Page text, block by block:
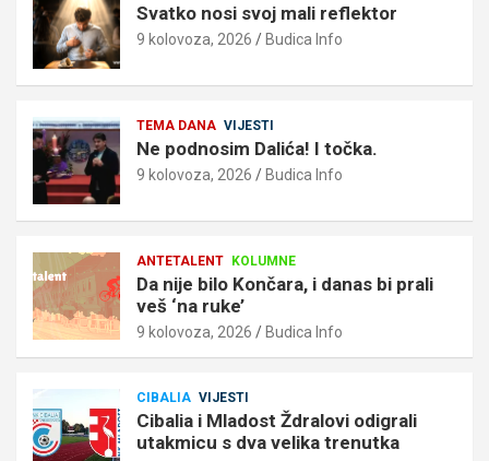
Svatko nosi svoj mali reflektor
9 kolovoza, 2026 Budica Info
TEMA DANA VIJESTI
Ne podnosim Dalića! I točka.
9 kolovoza, 2026 Budica Info
ANTETALENT KOLUMNE
Da nije bilo Končara, i danas bi prali
veš ‘na ruke’
9 kolovoza, 2026 Budica Info
CIBALIA VIJESTI
Cibalia i Mladost Ždralovi odigrali
utakmicu s dva velika trenutka